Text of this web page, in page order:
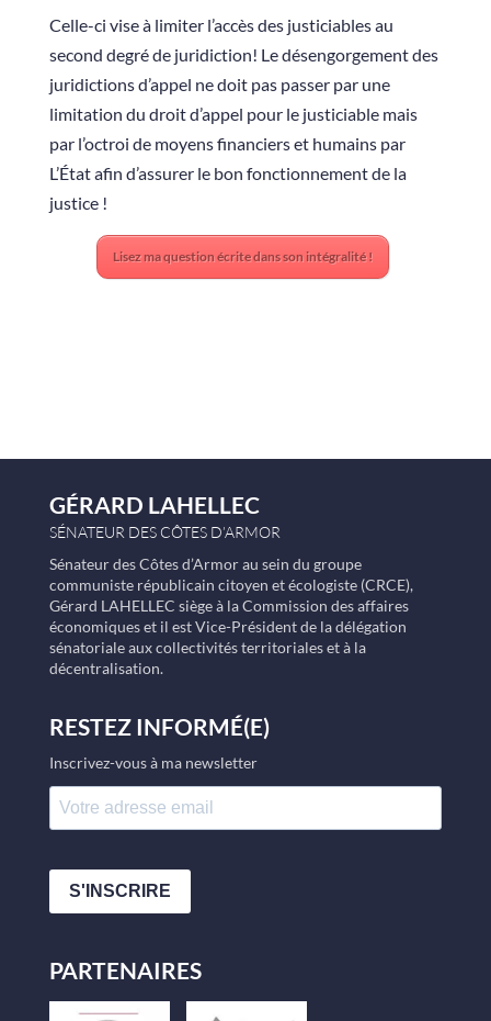
Celle-ci vise à limiter l’accès des justiciables au
second degré de juridiction! Le désengorgement des
juridictions d’appel ne doit pas passer par une
limitation du droit d’appel pour le justiciable mais
par l’octroi de moyens financiers et humains par
L’État afin d’assurer le bon fonctionnement de la
justice !
Lisez ma question écrite dans son intégralité !
GÉRARD LAHELLEC
SÉNATEUR DES CÔTES D’ARMOR
Sénateur des Côtes d’Armor au sein du groupe
communiste républicain citoyen et écologiste (CRCE),
Gérard LAHELLEC siège à la Commission des affaires
économiques et il est Vice-Président de la délégation
sénatoriale aux collectivités territoriales et à la
décentralisation.
RESTEZ INFORMÉ(E)
Inscrivez-vous à ma newsletter
S'INSCRIRE
PARTENAIRES